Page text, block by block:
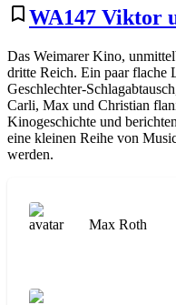
bookmark_border WA147 Viktor
Das Weimarer Kino,
dritte Reich. Ein paar flache
Geschlechter-
Carli, Max und Christian
Kinogeschichte und
eine kleinen Reihe von
werden.
Max Roth